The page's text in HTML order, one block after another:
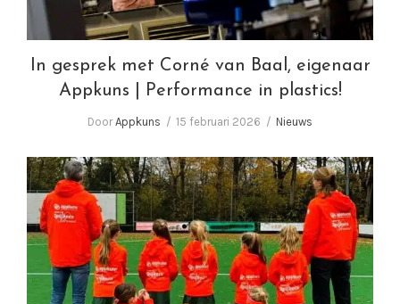
In gesprek met Corné van Baal, eigenaar
Appkuns | Performance in plastics!
DoorAppkuns 15 februari 2026 Nieuws
De kracht van sport!